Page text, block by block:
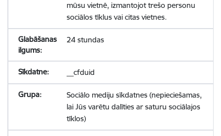
mūsu vietnē, izmantojot trešo personu
sociālos tīklus vai citas vietnes.
24 stundas
__cfduid
Sociālo mediju sīkdatnes (nepieciešamas,
lai Jūs varētu dalīties ar saturu sociālajos
tīklos)